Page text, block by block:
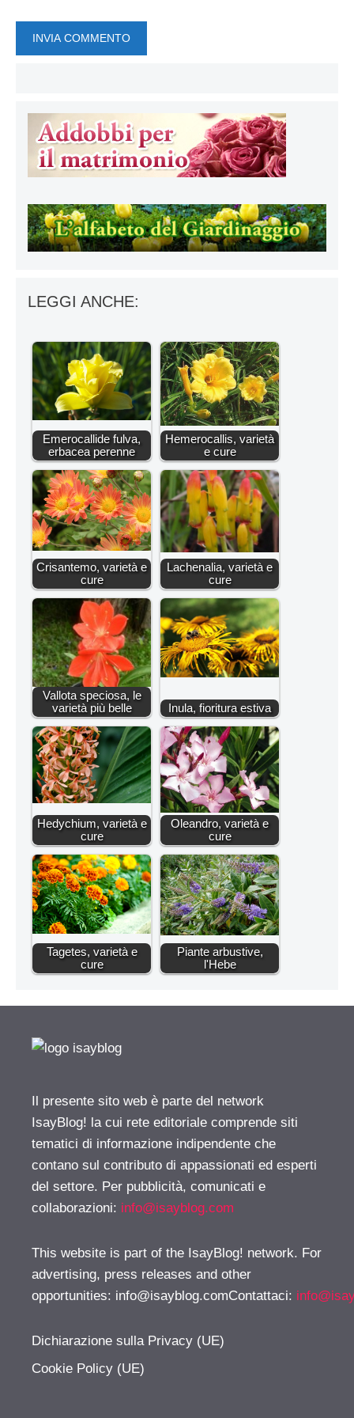
LEGGI ANCHE:
Emerocallide fulva,
erbacea perenne
Hemerocallis, varietà
e cure
Crisantemo, varietà e
cure
Lachenalia, varietà e
cure
Vallota speciosa, le
varietà più belle
Inula, fioritura estiva
Hedychium, varietà e
cure
Oleandro, varietà e
cure
Tagetes, varietà e
cure
Piante arbustive,
l'Hebe
Il presente sito web è parte del network
IsayBlog! la cui rete editoriale comprende siti
tematici di informazione indipendente che
contano sul contributo di appassionati ed esperti
del settore. Per pubblicità, comunicati e
collaborazioni: info@isayblog.com
This website is part of the IsayBlog! network. For
advertising, press releases and other
opportunities: info@isayblog.comContattaci:
Dichiarazione sulla Privacy (UE)
Cookie Policy (UE)